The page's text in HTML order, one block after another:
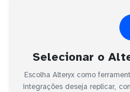
Selecionar o
Escolha Alteryx como
integrações deseja replicar,